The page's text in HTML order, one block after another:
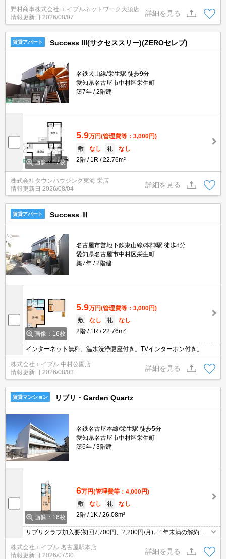
野村商事株式会社 エイブルネットワーク大須店
情報更新日 2026/08/07
詳細を見る
賃貸アパート Success III(サクセススリー)(ZEROセレブ)
名鉄犬山線/栄生駅 徒歩9分
愛知県名古屋市中村区栄生町
築7年
2階建
画像：17枚
5.9万円(管理費等：3,000円)
敷
なし 礼
なし
2階
1R 22.76m²
株式会社タウンハウジング東海 栄店
情報更新日 2026/08/04
詳細を見る
賃貸アパート Success Ⅲ
名古屋市営地下鉄東山線/本陣駅 徒歩8分
愛知県名古屋市中村区栄生町
築7年
2階建
画像：16枚
5.9万円(管理費等：3,000円)
敷
なし 礼
なし
2階
1R 22.76m²
インターネット無料。温水洗浄便座付き。TVインターホン付き。
株式会社エイブル 中村公園店
情報更新日 2026/08/03
詳細を見る
賃貸マンション リブリ・Garden Quartz
名鉄名古屋本線/栄生駅 徒歩5分
愛知県名古屋市中村区栄生町
築6年
3階建
画像：16枚
6万円(管理費等：4,000円)
敷
なし 礼
なし
2階
1K 26.08m²
リブリクラブ加入要(初回7,700円、2,200円/月)。1年未満の解約
時、違約金1ヶ月分発生。オートロック。宅配ボックスあり。
株式会社エイブル 名古屋駅本店
情報更新日 2026/07/30
詳細を見る